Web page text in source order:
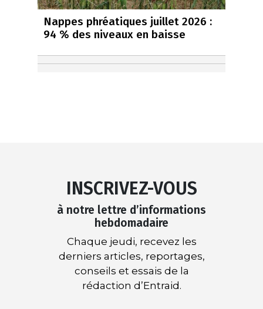
Nappes phréatiques juillet 2026 :
94 % des niveaux en baisse
INSCRIVEZ-VOUS
à notre lettre d’informations
hebdomadaire
Chaque jeudi, recevez les
derniers articles, reportages,
conseils et essais de la
rédaction d’Entraid.